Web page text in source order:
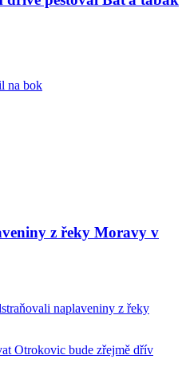
z řeky Moravy v
naplaveniny z řeky